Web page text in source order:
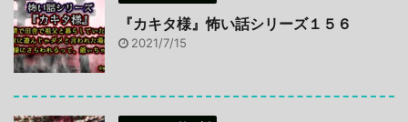
『カキタ様』怖い話シリーズ１５６
2021/7/15